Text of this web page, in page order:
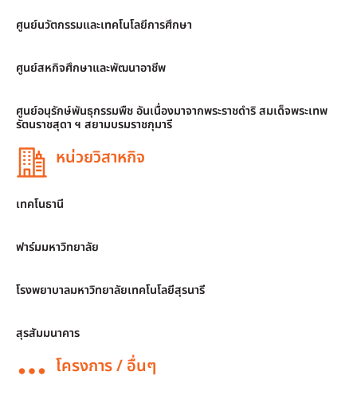
ศูนย์นวัตกรรมและเทคโนโลยีการศึกษา
ศูนย์สหกิจศึกษาและพัฒนาอาชีพ
ศูนย์อนุรักษ์พันธุกรรมพืช อันเนื่องมาจากพระราชดำริ สมเด็จพระเทพ
รัตนราชสุดา ฯ สยามบรมราชกุมารี
หน่วยวิสาหกิจ
เทคโนธานี
ฟาร์มมหาวิทยาลัย
โรงพยาบาลมหาวิทยาลัยเทคโนโลยีสุรนารี
สุรสัมมนาคาร
โครงการ / อื่นๆ